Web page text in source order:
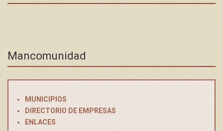
Mancomunidad
MUNICIPIOS
DIRECTORIO DE EMPRESAS
ENLACES